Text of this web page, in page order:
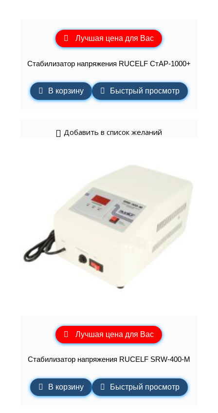
Лучшая цена для Вас
Стабилизатор напряжения RUCELF СтАР-1000+
В корзину Быстрый просмотр
Добавить в список желаний
Лучшая цена для Вас
Стабилизатор напряжения RUCELF SRW-400-М
В корзину Быстрый просмотр